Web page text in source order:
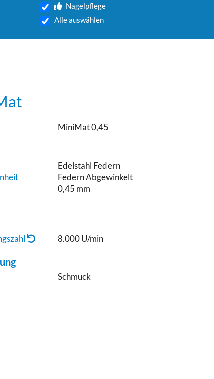
Nagelpflege
Alle auswählen
MiniMat 0,45
Edelstahl Federn
Federn Abgewinkelt
0,45 mm
8.000 U/min
Schmuck